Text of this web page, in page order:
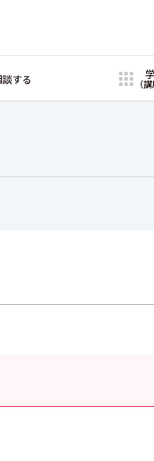
談する （